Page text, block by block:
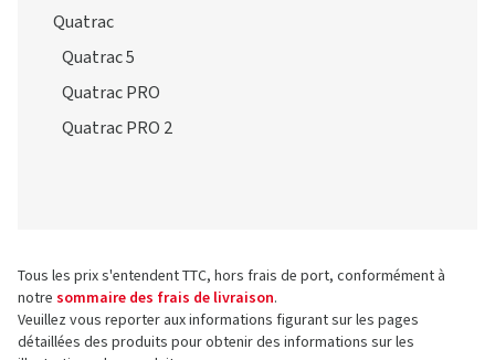
Quatrac
Quatrac 5
Quatrac PRO
Quatrac PRO 2
Tous les prix s'entendent TTC, hors frais de port, conformément à
notre sommaire des frais de livraison.
Veuillez vous reporter aux informations figurant sur les pages
détaillées des produits pour obtenir des informations sur les